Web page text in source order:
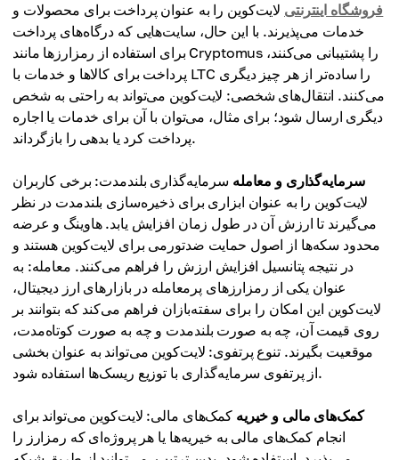
فروشگاه اینترنتی لایت‌کوین را به عنوان پرداخت برای محصولات و
خدمات می‌پذیرند. با این حال، سایت‌هایی که درگاه‌های پرداخت
برای استفاده از رمزارزها مانند Cryptomus را پشتیبانی می‌کنند،
پرداخت برای کالاها و خدمات با LTC را ساده‌تر از هر چیز دیگری
می‌کنند. انتقال‌های شخصی: لایت‌کوین می‌تواند به راحتی به شخص
دیگری ارسال شود؛ برای مثال، می‌توان با آن برای خدمات یا اجاره
پرداخت کرد یا بدهی را بازگرداند.
سرمایه‌گذاری و معامله سرمایه‌گذاری بلندمدت: برخی کاربران
لایت‌کوین را به عنوان ابزاری برای ذخیره‌سازی بلندمدت در نظر
می‌گیرند تا ارزش آن در طول زمان افزایش یابد. هاوینگ و عرضه
محدود سکه‌ها از اصول حمایت ضدتورمی برای لایت‌کوین هستند و
در نتیجه پتانسیل افزایش ارزش را فراهم می‌کنند. معامله: به
عنوان یکی از رمزارزهای پرمعامله در بازارهای ارز دیجیتال،
لایت‌کوین این امکان را برای سفته‌بازان فراهم می‌کند که بتوانند بر
روی قیمت آن، چه به صورت بلندمدت و چه به صورت کوتاه‌مدت،
موقعیت بگیرند. تنوع پرتفوی: لایت‌کوین می‌تواند به عنوان بخشی
از پرتفوی سرمایه‌گذاری با توزیع ریسک‌ها استفاده شود.
کمک‌های مالی و خیریه کمک‌های مالی: لایت‌کوین می‌تواند برای
انجام کمک‌های مالی به خیریه‌ها یا هر پروژه‌ای که رمزارز را